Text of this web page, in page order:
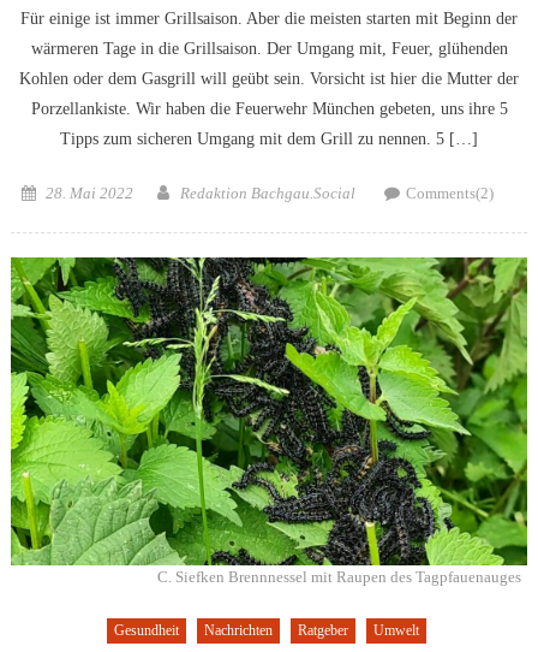
Für einige ist immer Grillsaison. Aber die meisten starten mit Beginn der
wärmeren Tage in die Grillsaison. Der Umgang mit, Feuer, glühenden
Kohlen oder dem Gasgrill will geübt sein. Vorsicht ist hier die Mutter der
Porzellankiste. Wir haben die Feuerwehr München gebeten, uns ihre 5
Tipps zum sicheren Umgang mit dem Grill zu nennen. 5 […]
Posted
28. Mai 2022 Author
Redaktion Bachgau.Social Comments(2)
C. Siefken Brennnessel mit Raupen des Tagpfauenauges
Gesundheit Nachrichten Ratgeber Umwelt